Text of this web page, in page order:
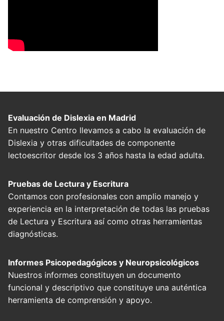
Evaluación de Dislexia en Madrid
En nuestro Centro llevamos a cabo la evaluación de
Dislexia y otras dificultades de componente
lectoescritor desde los 3 años hasta la edad adulta.
Pruebas de Lectura y Escritura
Contamos con profesionales con amplio manejo y
experiencia en la interpretación de todas las pruebas
de Lectura y Escritura así como otras herramientas
diagnósticas.
Informes Psicopedagógicos y Neuropsicológicos
Nuestros informes constituyen un documento
funcional y descriptivo que constituye una auténtica
herramienta de comprensión y apoyo.